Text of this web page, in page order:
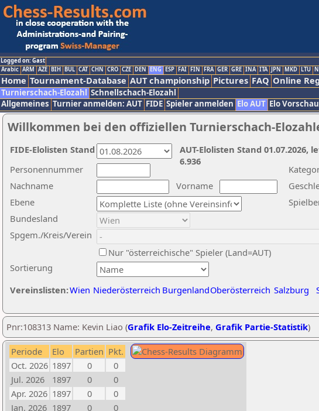
Logged on: Gast
Arabic ARM AZE BIH BUL CAT CHN CRO CZE DEN ENG ESP FAI FIN FRA GER GRE INA ITA JPN MKD LTU
Home Tournament-Database AUT championship Pictures FAQ Online
Turnierschach-Elozahl Schnellschach-Elozahl
Allgemeines Turnier anmelden: AUT FIDE Spieler anmelden Elo AUT Elo Vorschau
Willkommen bei den offiziellen Turnierschach-
Nachname
Vorname
Ebene
Sortierung
Personennummer
Bundesland
Spgem./Kreis/Verein
Nur "österreichische" Spieler (Land=AUT)
Vereinslisten:Wien Niederösterreich BurgenlandOberösterreich Salzburg
AUT-Elolisten Stand 01.07.2026,
6.936
FIDE-Elolisten Stand
Pnr:108313 Name: Kevin Liao (Grafik Elo-Zeitreihe, Grafik Partie-Statistik)
Periode Elo Partien Pkt.
Oct. 2026 1897 0
0
Jul. 2026
1897 0
0
Apr. 2026 1897 0
0
Jan. 2026 1897 0
0